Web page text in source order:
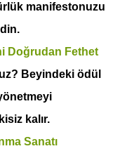
manifestonuzu
Doğrudan Fethet
Beyindeki ödül
kalır.
Sanatı